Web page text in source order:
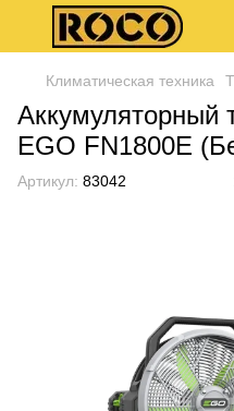
Климатическая техника
Аккумуляторный
EGO FN1800E
Артикул: 83042